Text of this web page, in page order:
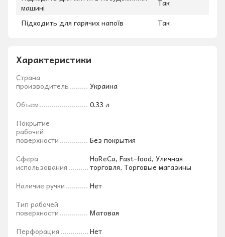
машині
Так
Підходить для гарячих напоїв
Так
Характеристики
Страна
производитель
Украина
Объем
0.33 л
Покрытие
рабочей
поверхности
Без покрытия
Сфера
использования
HoReCa, Fast-food, Уличная
торговля, Торговые магазины
Наличие ручки
Нет
Тип рабочей
поверхности
Матовая
Перфорация
Нет